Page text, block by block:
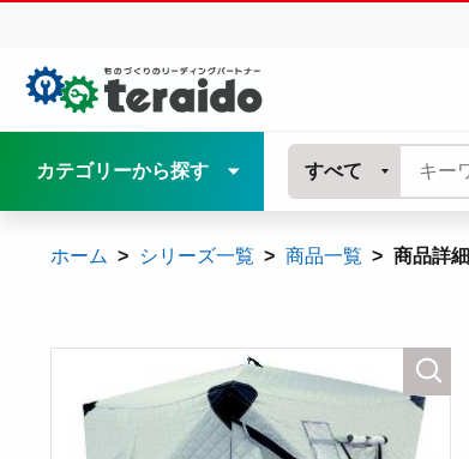
カテゴリーから探す すべて
ホーム シリーズ一覧 商品一覧 商品詳細